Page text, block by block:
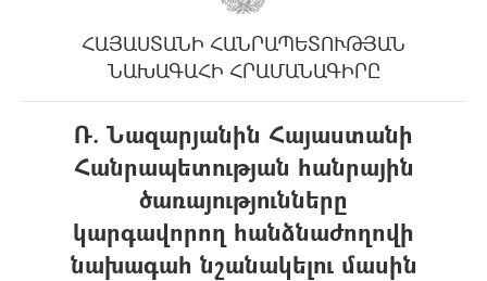
ՀԱՅԱՍՏԱՆԻ ՀԱՆՐԱՊԵՏՈՒԹՅԱՆ
ՆԱԽԱԳԱՀԻ ՀՐԱՄԱՆԱԳԻՐԸ
Ռ. Նազարյանին Հայաստանի
Հանրապետության հանրային
ծառայությունները
կարգավորող հանձնաժողովի
նախագահ նշանակելու մասին